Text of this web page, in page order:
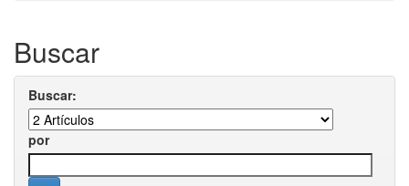
Buscar
Buscar:
por